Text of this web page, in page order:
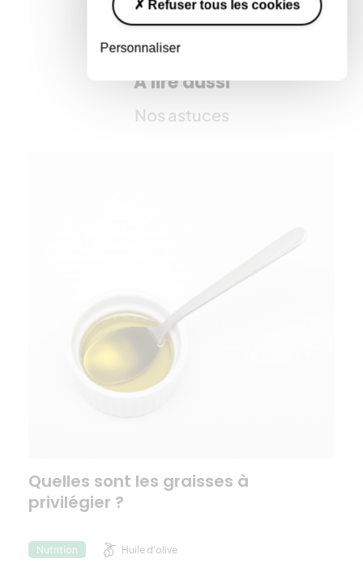
Refuser tous les cookies
Personnaliser
Toutes les recettes
A lire aussi
Nos astuces
Quelles sont les graisses à
privilégier ?
Nutrition Huile d'olive